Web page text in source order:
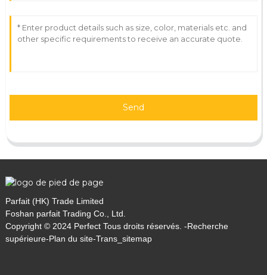
Send
Parfait (HK) Trade Limited
Foshan parfait Trading Co., Ltd.
Copyright © 2024 Perfect Tous droits réservés. -Recherche
supérieure-Plan du site-Trans_sitemap